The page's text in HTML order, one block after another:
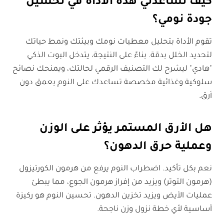
كيف تساعدني هذه الأداة في تحسين
جودة نومي؟
تقوم الأداة بتحليل معطيات نومك وبيئتك ونمط حياتك
لتحديد الخلل بدقة. بناءً على النتيجة، يتدخل البوت الذكي
"هادي" ليشرح لك التصنيف الرقمي لحالتك، ويمنحك نصائح
سلوكية وغذائية مخصصة تساعدك على النوم بعمق دون
أرق.
هل الأرق المستمر يؤثر على الوزن
وعملية حرق الدهون؟
نعم بكل تأكيد. اضطراب النوم يرفع من هرمون الكورتيزول
(هرمون التوتر) ويزيد من إفراز هرمون الجوع، مما يبطئ
عمليات الأيض ويزيد تخزين الدهون. تحسين النوم هو ركيزة
أساسية لأي خطة نزول وزن ناجحة.